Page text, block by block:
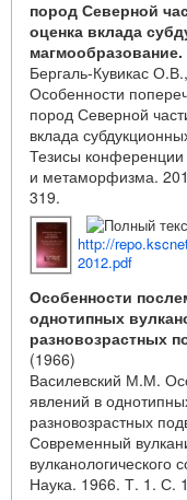
пород Северной
оценка вклада
магмообразование.
Бергаль-Кувикас
Особенности
пород Северной
вклада
Тезисы
и метаморфизма.
319.
http://
2012.pdf
Особенности
однотипных
разновозрастных
(1966)
Василевский М.М.
явлений в
разновозрастных
Современный
Наука. 1966. Т. 1. С.